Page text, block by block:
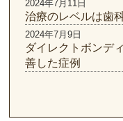
2024年7月11日
治療のレベルは歯
2024年7月9日
ダイレクトボンデ
善した症例